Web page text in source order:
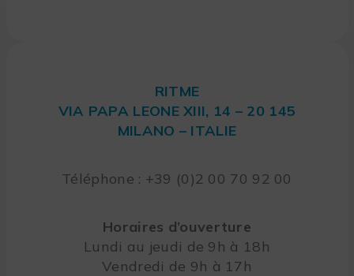
RITME
VIA PAPA LEONE XIII, 14 – 20 145
MILANO – ITALIE
Téléphone : +39 (0)2 00 70 92 00
Horaires d’ouverture
Lundi au jeudi de 9h à 18h
Vendredi de 9h à 17h